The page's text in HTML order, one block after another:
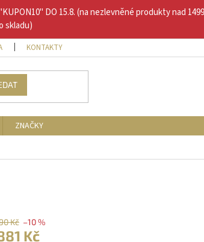
DO 15.8. (na nezlevněné produkty nad
skladu)
KONTAKTY
ZNAČKY
Kč –10 %
Kč